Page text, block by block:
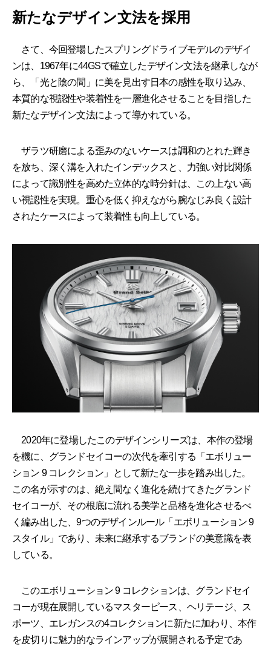
新たなデザイン文法を採用
さて、今回登場したスプリングドライブモデルのデザイ
ンは、1967年に44GSで確立したデザイン文法を継承しなが
ら、「光と陰の間」に美を見出す日本の感性を取り込み、
本質的な視認性や装着性を一層進化させることを目指した
新たなデザイン文法によって導かれている。
ザラツ研磨による歪みのないケースは調和のとれた輝き
を放ち、深く溝を入れたインデックスと、力強い対比関係
によって識別性を高めた立体的な時分針は、この上ない高
い視認性を実現。重心を低く抑えながら腕なじみ良く設計
されたケースによって装着性も向上している。
2020年に登場したこのデザインシリーズは、本作の登場
を機に、グランドセイコーの次代を牽引する「エボリュー
ション 9 コレクション」として新たな一歩を踏み出した。
この名が示すのは、絶え間なく進化を続けてきたグランド
セイコーが、その根底に流れる美学と品格を進化させるべ
く編み出した、9つのデザインルール「エボリューション 9
スタイル」であり、未来に継承するブランドの美意識を表
している。
このエボリューション 9 コレクションは、グランドセイ
コーが現在展開しているマスターピース、ヘリテージ、ス
ポーツ、エレガンスの4コレクションに新たに加わり、本作
を皮切りに魅力的なラインアップが展開される予定であ